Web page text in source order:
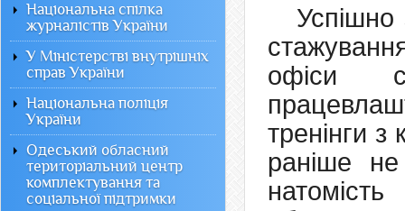
офіси
тренінги з
раніше
Національна спілка
журналістів України
У Міністерстві внутрішніх
справ України
Національна поліція
України
Одеський обласний
територіальний центр
комплектування та
соціальної підтримки